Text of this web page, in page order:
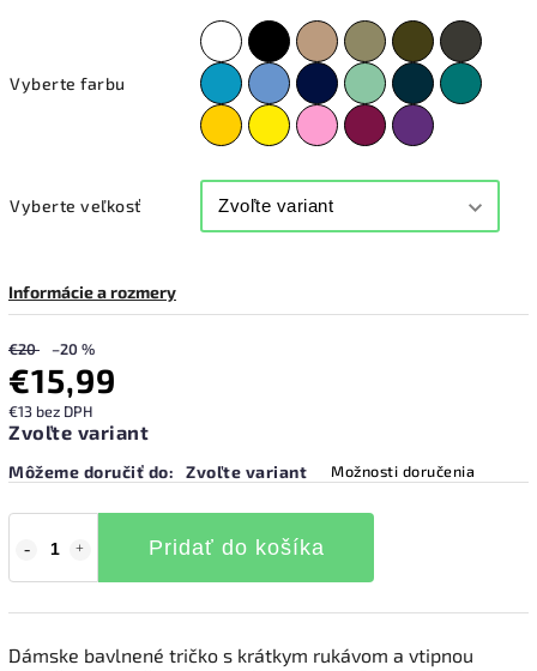
Vyberte farbu
Vyberte veľkosť
Informácie a rozmery
€20 –20 %
€15,99
€13 bez DPH
Zvoľte variant
Môžeme doručiť do: Zvoľte variant Možnosti doručenia
Pridať do košíka
Dámske bavlnené tričko s krátkym rukávom a vtipnou